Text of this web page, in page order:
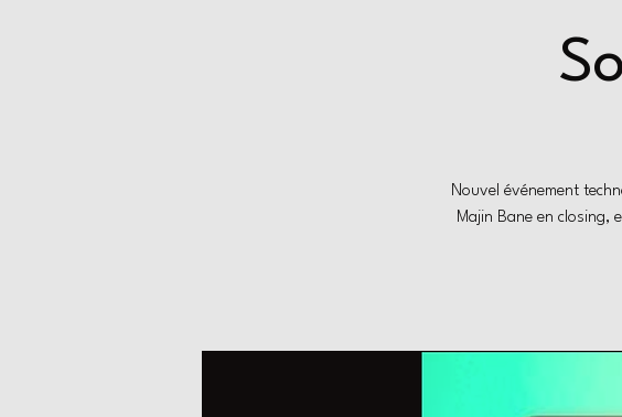
Nouvel événement
Majin Bane en closing,